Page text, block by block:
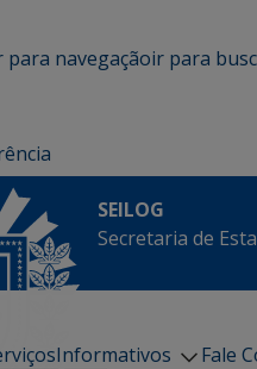
para navegaçãoir para
SEILOG
Secretaria de
Informativos
Fale